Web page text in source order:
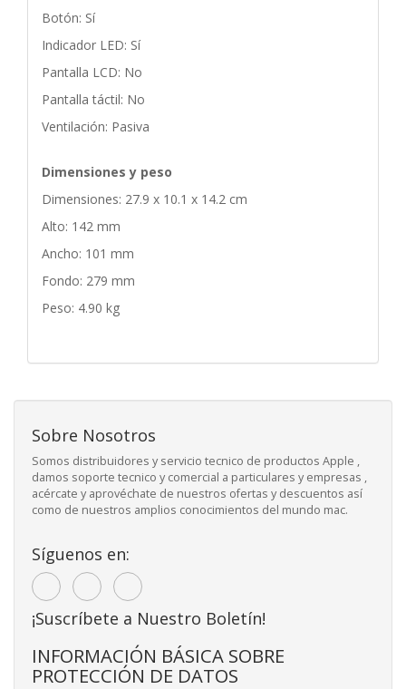
Botón: Sí
Indicador LED: Sí
Pantalla LCD: No
Pantalla táctil: No
Ventilación: Pasiva
Dimensiones y peso
Dimensiones: 27.9 x 10.1 x 14.2 cm
Alto: 142 mm
Ancho: 101 mm
Fondo: 279 mm
Peso: 4.90 kg
Sobre Nosotros
Somos distribuidores y servicio tecnico de productos Apple ,
damos soporte tecnico y comercial a particulares y empresas ,
acércate y aprovéchate de nuestros ofertas y descuentos así
como de nuestros amplios conocimientos del mundo mac.
Síguenos en:
¡Suscríbete a Nuestro Boletín!
INFORMACIÓN BÁSICA SOBRE
PROTECCIÓN DE DATOS